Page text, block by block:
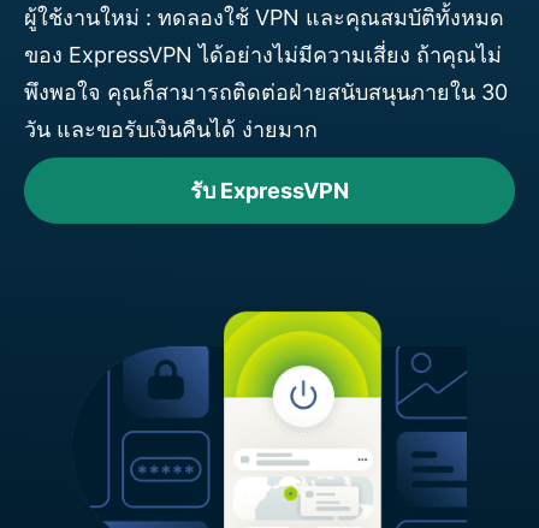
ผู้ใช้งานใหม่ : ทดลองใช้ VPN และคุณสมบัติทั้งหมด
ของ ExpressVPN ได้อย่างไม่มีความเสี่ยง ถ้าคุณไม่
พึงพอใจ คุณก็สามารถติดต่อฝ่ายสนับสนุนภายใน 30
วัน และขอรับเงินคืนได้ ง่ายมาก
รับ ExpressVPN